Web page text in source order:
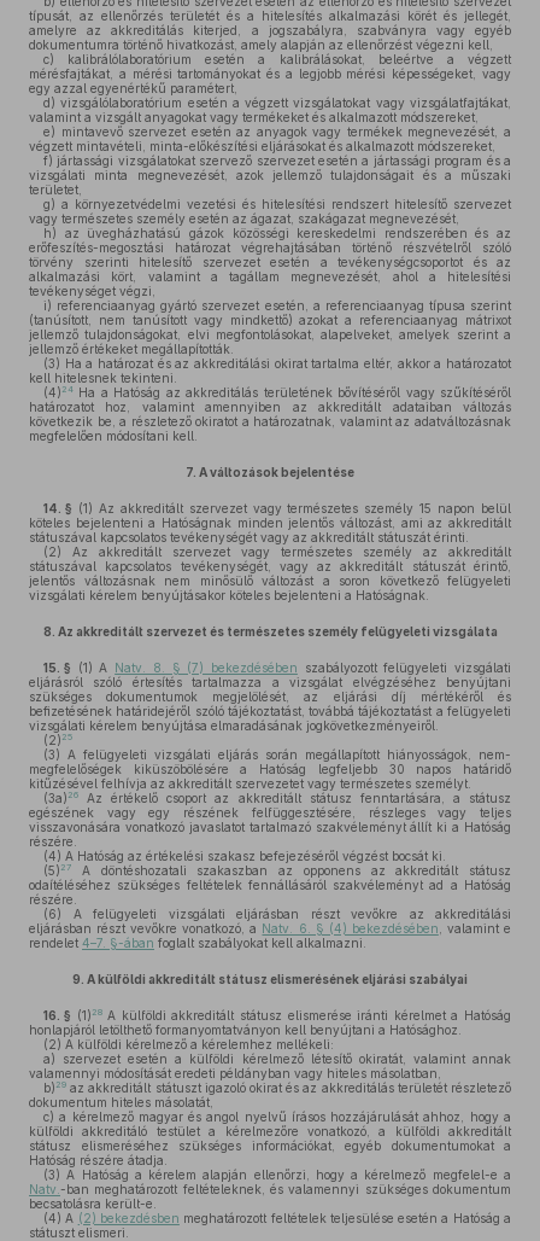
típusát, az ellenőrzés területét és a hitelesítés alkalmazási körét és jellegét,
amelyre az akkreditálás kiterjed, a jogszabályra, szabványra vagy egyéb
dokumentumra történő hivatkozást, amely alapján az ellenőrzést végezni kell,
c) kalibrálólaboratórium esetén a kalibrálásokat, beleértve a végzett
mérésfajtákat, a mérési tartományokat és a legjobb mérési képességeket, vagy
egy azzal egyenértékű paramétert,
d) vizsgálólaboratórium esetén a végzett vizsgálatokat vagy vizsgálatfajtákat,
valamint a vizsgált anyagokat vagy termékeket és alkalmazott módszereket,
e) mintavevő szervezet esetén az anyagok vagy termékek megnevezését, a
végzett mintavételi, minta-előkészítési eljárásokat és alkalmazott módszereket,
f) jártassági vizsgálatokat szervező szervezet esetén a jártassági program és a
vizsgálati minta megnevezését, azok jellemző tulajdonságait és a műszaki
területet,
g) a környezetvédelmi vezetési és hitelesítési rendszert hitelesítő szervezet
vagy természetes személy esetén az ágazat, szakágazat megnevezését,
h) az üvegházhatású gázok közösségi kereskedelmi rendszerében és az
erőfeszítés-megosztási határozat végrehajtásában történő részvételről szóló
törvény szerinti hitelesítő szervezet esetén a tevékenységcsoportot és az
alkalmazási kört, valamint a tagállam megnevezését, ahol a hitelesítési
tevékenységet végzi,
i) referenciaanyag gyártó szervezet esetén, a referenciaanyag típusa szerint
(tanúsított, nem tanúsított vagy mindkettő) azokat a referenciaanyag mátrixot
jellemző tulajdonságokat, elvi megfontolásokat, alapelveket, amelyek szerint a
jellemző értékeket megállapították.
(3) Ha a határozat és az akkreditálási okirat tartalma eltér, akkor a határozatot
kell hitelesnek tekinteni.
(4) 24 Ha a Hatóság az akkreditálás területének bővítéséről vagy szűkítéséről
határozatot hoz, valamint amennyiben az akkreditált adataiban változás
következik be, a részletező okiratot a határozatnak, valamint az adatváltozásnak
megfelelően módosítani kell.
7. A változások bejelentése
14. § (1) Az akkreditált szervezet vagy természetes személy 15 napon belül
köteles bejelenteni a Hatóságnak minden jelentős változást, ami az akkreditált
státuszával kapcsolatos tevékenységét vagy az akkreditált státuszát érinti.
(2) Az akkreditált szervezet vagy természetes személy az akkreditált
státuszával kapcsolatos tevékenységét, vagy az akkreditált státuszát érintő,
jelentős változásnak nem minősülő változást a soron következő felügyeleti
vizsgálati kérelem benyújtásakor köteles bejelenteni a Hatóságnak.
8. Az akkreditált szervezet és természetes személy felügyeleti vizsgálata
15. § (1) A Natv. 8. § (7) bekezdésében szabályozott felügyeleti vizsgálati
eljárásról szóló értesítés tartalmazza a vizsgálat elvégzéséhez benyújtani
szükséges dokumentumok megjelölését, az eljárási díj mértékéről és
befizetésének határidejéről szóló tájékoztatást, továbbá tájékoztatást a felügyeleti
vizsgálati kérelem benyújtása elmaradásának jogkövetkezményeiről.
(2) 25
(3) A felügyeleti vizsgálati eljárás során megállapított hiányosságok, nem-
megfelelőségek kiküszöbölésére a Hatóság legfeljebb 30 napos határidő
kitűzésével felhívja az akkreditált szervezetet vagy természetes személyt.
(3a) 26
Az értékelő csoport az akkreditált státusz fenntartására, a státusz
egészének vagy egy részének felfüggesztésére, részleges vagy teljes
visszavonására vonatkozó javaslatot tartalmazó szakvéleményt állít ki a Hatóság
részére.
(4) A Hatóság az értékelési szakasz befejezéséről végzést bocsát ki.
(5) 27
A döntéshozatali szakaszban az opponens az akkreditált státusz
odaítéléséhez szükséges feltételek fennállásáról szakvéleményt ad a Hatóság
részére.
(6) A felügyeleti vizsgálati eljárásban részt vevőkre az akkreditálási
eljárásban részt vevőkre vonatkozó, a Natv. 6. § (4) bekezdésében , valamint e
rendelet 4–7. §-ában foglalt szabályokat kell alkalmazni.
9. A külföldi akkreditált státusz elismerésének eljárási szabályai
16. § (1) 28A külföldi akkreditált státusz elismerése iránti kérelmet a Hatóság
honlapjáról letölthető formanyomtatványon kell benyújtani a Hatósághoz.
(2) A külföldi kérelmező a kérelemhez mellékeli:
a) szervezet esetén a külföldi kérelmező létesítő okiratát, valamint annak
valamennyi módosítását eredeti példányban vagy hiteles másolatban,
b) 29 az akkreditált státuszt igazoló okirat és az akkreditálás területét részletező
dokumentum hiteles másolatát,
c) a kérelmező magyar és angol nyelvű írásos hozzájárulását ahhoz, hogy a
külföldi akkreditáló testület a kérelmezőre vonatkozó, a külföldi akkreditált
státusz elismeréséhez szükséges információkat, egyéb dokumentumokat a
Hatóság részére átadja.
(3) A Hatóság a kérelem alapján ellenőrzi, hogy a kérelmező megfelel-e a
Natv. -ban meghatározott feltételeknek, és valamennyi szükséges dokumentum
becsatolásra került-e.
(4) A (2) bekezdésben meghatározott feltételek teljesülése esetén a Hatóság a
státuszt elismeri.